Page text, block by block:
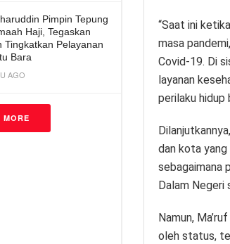
Pimpin Tepung
Haji, Tegaskan
Tingkatkan Pelayanan
Bara
AGO
MORE
“Saat ini
masa
Covid-19. Di
layanan
perilaku hidup
dan kota yang
sebagaimana
Dalam Negeri
Namun,
oleh status,